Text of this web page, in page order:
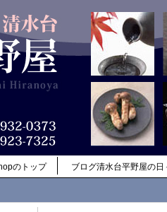
のトップ ブログ清水台平野屋の日